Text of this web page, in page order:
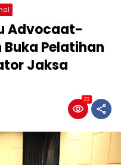
Advocaat-
Pelatihan
Jaksa
32